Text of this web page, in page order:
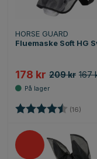
HORSE GUARD
Fluemaske Soft HG
178 kr 209 kr 167
Karakter: (16)